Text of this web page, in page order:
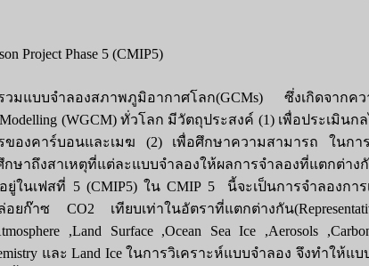
Project Phase 5 (CMIP5)
มแบบจำลองสภาพภูมิอากาศโลก(GCMs) ซึ่งเกิดจากคว
Modelling (WGCM) ทั่วโลก มีวัตถุประสงค์ (1) เพื่อประเมิน
ของคาร์บอนและเมฆ (2) เพื่อศึกษาความสามารถ ในกา
ถึงสาเหตุที่แต่ละแบบจำลองให้ผลการจำลองที่แตกต่างกั
ในเฟสที่ 5 (CMIP5) ใน CMIP 5 นี้จะเป็นการจำลองกา
ยก๊าซ CO2 เทียบเท่าในอัตราที่แตกต่างกัน
,Land Surface ,Ocean Sea Ice ,Aerosols
และ Land Ice ในการวิเคราะห์แบบจำลอง จึงทำให้